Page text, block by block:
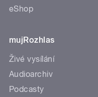
eShop
mujRozhlas
Živé vysílání
Audioarchiv
Podcasty